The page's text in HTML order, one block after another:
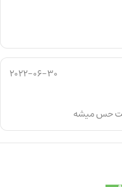
2022-06-30
حس میشه